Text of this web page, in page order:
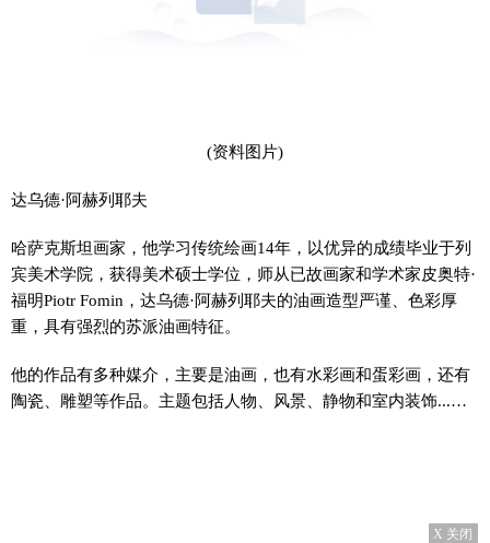
(资料图片)
达乌德·阿赫列耶夫
哈萨克斯坦画家，他学习传统绘画14年，以优异的成绩毕业于列
宾美术学院，获得美术硕士学位，师从已故画家和学术家皮奥特·
福明Piotr Fomin，达乌德·阿赫列耶夫的油画造型严谨、色彩厚
重，具有强烈的苏派油画特征。
他的作品有多种媒介，主要是油画，也有水彩画和蛋彩画，还有
陶瓷、雕塑等作品。主题包括人物、风景、静物和室内装饰...…
X 关闭